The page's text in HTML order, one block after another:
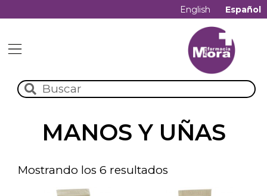
English Español
MANOS Y UÑAS
Mostrando los 6 resultados